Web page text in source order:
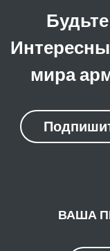
мира
ВАША